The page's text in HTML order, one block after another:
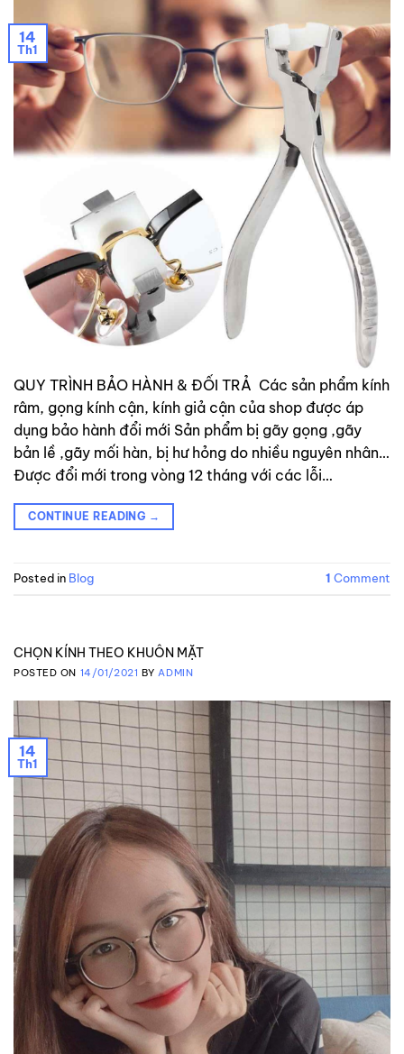
14
Th1
QUY TRÌNH BẢO HÀNH & ĐỔI TRẢ Các sản phẩm kính
râm, gọng kính cận, kính giả cận của shop được áp
dụng bảo hành đổi mới Sản phẩm bị gãy gọng ,gãy
bản lề ,gãy mối hàn, bị hư hỏng do nhiều nguyên nhân…
Được đổi mới trong vòng 12 tháng với các lỗi…
CONTINUE READING →
Posted in Blog 1 Comment
CHỌN KÍNH THEO KHUÔN MẶT
POSTED ON 14/01/2021 BY ADMIN
14
Th1